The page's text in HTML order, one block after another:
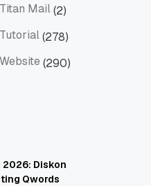
Titan Mail(2)
Tutorial(278)
Website (290)
2026: Diskon
Qwords